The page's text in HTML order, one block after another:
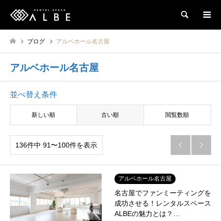
検索
ブログ アルベホール名古屋
アルベホール名古屋
並べ替え条件
新しい順 古い順 閲覧数順
136件中 91〜100件を表示  
アルベホール名古屋
名古屋でファンミーティングを
成功させる！レンタルスペース
ALBEの魅力とは？…